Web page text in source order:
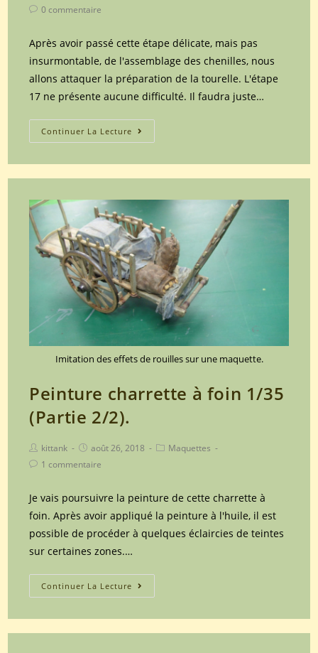
author:
Post0 commentaire
Après avoir passé cette étape délicate, mais pas
insurmontable, de l'assemblage des chenilles, nous
allons attaquer la préparation de la tourelle. L'étape
17 ne présente aucune difficulté. Il faudra juste…
Continuer La Lecture
Dragon
du
char
soviétique
UTZ
mod.44
référence
6203
au
1/35
(Partie
4).
Imitation des effets de rouilles sur une maquette.
Peinture charrette à foin 1/35
(Partie 2/2).
Post
author:
kittank
Postaoût 26, 2018
PostMaquettes
Post1 commentaire
Je vais poursuivre la peinture de cette charrette à
foin. Après avoir appliqué la peinture à l'huile, il est
possible de procéder à quelques éclaircies de teintes
sur certaines zones.…
Continuer La Lecture
charrette
à
foin